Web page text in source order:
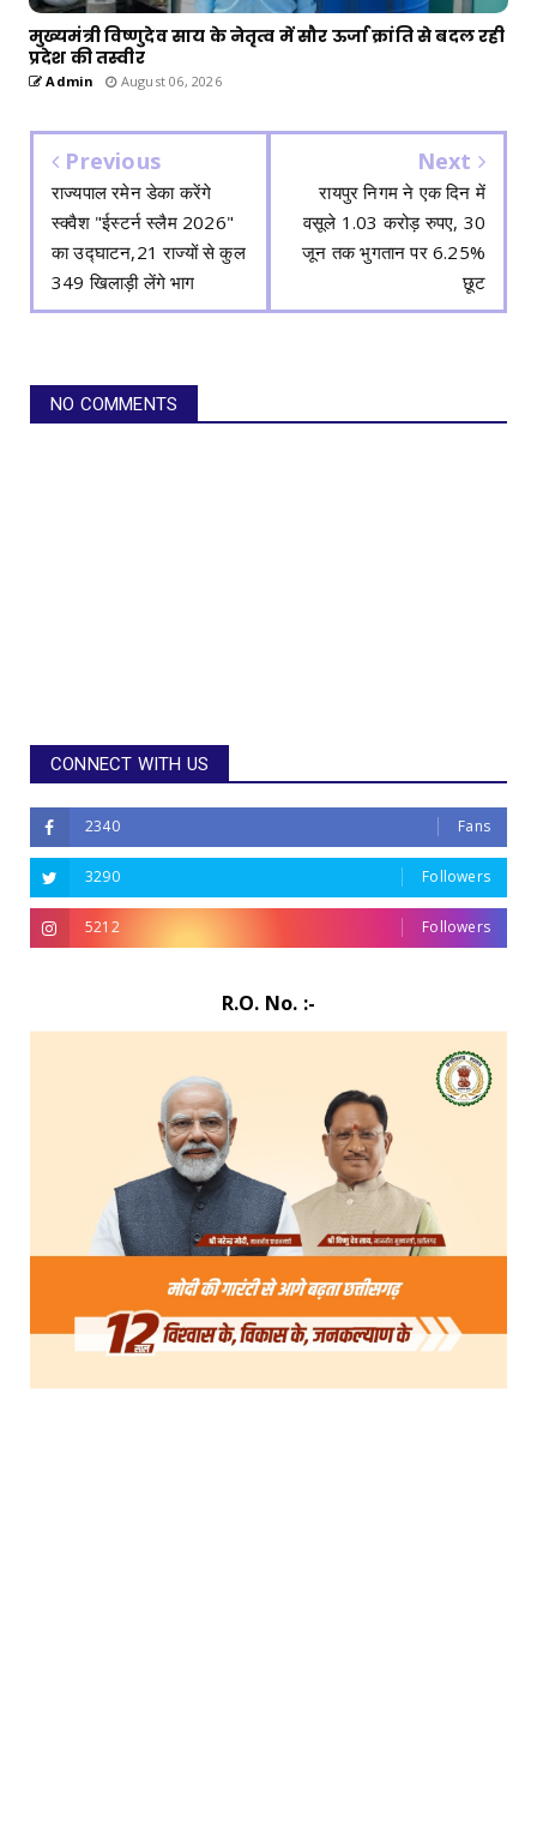
मुख्यमंत्री विष्णुदेव साय के नेतृत्व में सौर ऊर्जा क्रांति से बदल रही
प्रदेश की तस्वीर
Admin August 06, 2026
Previous
राज्यपाल रमेन डेका करेंगे
स्क्वैश "ईस्टर्न स्लैम 2026"
का उद्घाटन,21 राज्यों से कुल
349 खिलाड़ी लेंगे भाग
Next
रायपुर निगम ने एक दिन में
वसूले 1.03 करोड़ रुपए, 30
जून तक भुगतान पर 6.25%
छूट
NO COMMENTS
CONNECT WITH US
2340 Fans
3290 Followers
5212 Followers
R.O. No. :-